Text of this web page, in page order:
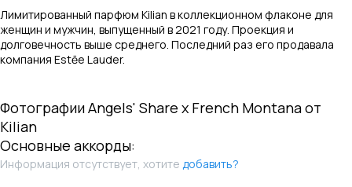
Лимитированный парфюм Kilian в коллекционном флаконе для
женщин и мужчин, выпущенный в 2021 году. Проекция и
долговечность выше среднего. Последний раз его продавала
компания Estēe Lauder.
ФотографииAngels' Share x French Montanaот
Kilian
Основные аккорды:
Информация отсутствует, хотите добавить?